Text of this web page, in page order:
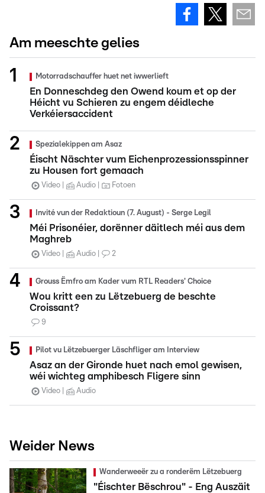
Am meeschte gelies
Motorradschauffer huet net iwwerlieft
En Donneschdeg den Owend koum et op der
Héicht vu Schieren zu engem déidleche
Verkéiersaccident
Spezialekippen am Asaz
Éischt Näschter vum Eichenprozessionsspinner
zu Housen fort gemaach
Video Audio Fotoen
Invité vun der Redaktioun (7. August) - Serge Legil
Méi Prisonéier, dorënner däitlech méi aus dem
Maghreb
Video Audio 2
Grouss Ëmfro am Kader vum RTL Readers' Choice
Wou kritt een zu Lëtzebuerg de beschte
Croissant?
9
Pilot vu Lëtzebuerger Läschfliger am Interview
Asaz an der Gironde huet nach emol gewisen,
wéi wichteg amphibesch Fligere sinn
Video Audio
Weider News
Wanderweeër zu a ronderëm Lëtzebuerg
"Éischter Bëschrou" - Eng Auszäit